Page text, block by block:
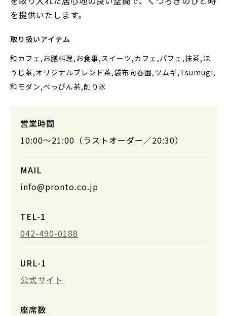
を提供いたします。
取り扱いアイテム
和カフェ,お膳料理,お食事,スイーツ,カフェ,パフェ,抹茶,ほ
うじ茶,オリジナルブレンド茶,袋布向春園,ツムギ,Tsumugi,
和モダン,べっぴん茶,削り氷
営業時間
10:00～21:00（ラストオーダー／20:30）
MAIL
info@pronto.co.jp
TEL-1
042-490-0188
URL-1
公式サイト
座席数